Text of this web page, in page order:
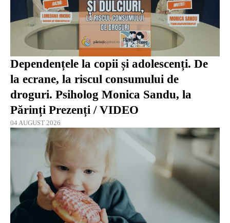
Dependențele la copii și adolescenți. De
la ecrane, la riscul consumului de
droguri. Psiholog Monica Sandu, la
Părinți Prezenți / VIDEO
04 AUGUST 2026